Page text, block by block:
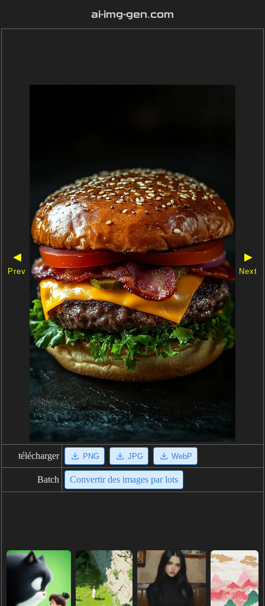
ai-img-gen.com
◀
Prev
▶
Next
télécharger PNG JPG WebP
Batch Convertir des images par lots